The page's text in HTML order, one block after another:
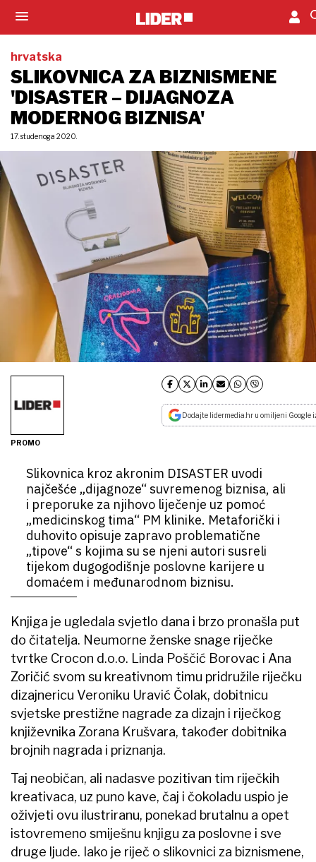
hrvatska
SLIKOVNICA ZA BIZNISMENE
'DISASTER – DIJAGNOZA
MODERNOG BIZNISA'
17. studenoga 2020.
PROMO
Dodajte lidermedia.hr u omiljeni Google
​Slikovnica kroz akronim DISASTER uvodi
najčešće „dijagnoze“ suvremenog biznisa, ali
i preporuke za njihovo liječenje uz pomoć
„medicinskog tima“ PM klinike. Metaforički i
duhovito opisuje zapravo problematične
„tipove“ s kojima su se njeni autori susreli
tijekom dugogodišnje poslovne karijere u
domaćem i međunarodnom biznisu.
Knjiga je ugledala svjetlo dana i brzo pronašla put
do čitatelja. Neumorne ženske snage riječke
tvrtke Crocon d.o.o. Linda Poščić Borovac i Ana
Zoričić svom su kreativnom timu pridružile riječku
dizajnericu Veroniku Uravić Čolak, dobitnicu
svjetske prestižne nagrade za dizajn i riječkog
književnika Zorana Krušvara, također dobitnika
brojnih nagrada i priznanja.
Taj neobičan, ali nadasve pozitivan tim riječkih
kreativaca, uz puno kave, čaj i čokoladu uspio je
oživjeti ovu ilustriranu, ponekad brutalnu a opet
istovremeno smiješnu knjigu za poslovne i sve
druge ljude. Iako je riječ o slikovnici za biznismene,